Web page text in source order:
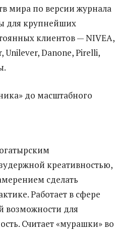
мира по версии журнала
для крупнейших
клиентов — NIVEA,
Unilever, Danone, Pirelli,
креативностью,
сделать
Работает в сфере
возможности для
Считает «мурашки» во